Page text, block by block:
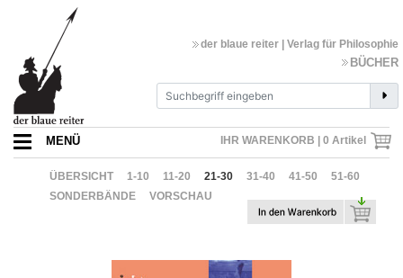
IHR WARENKORB | 0 Artikel
der blaue reiter | Verlag für Philosophie
BÜCHER
MENÜ
ÜBERSICHT 1-10 11-20 21-30 31-40 41-50
51-60
SONDERBÄNDE
VORSCHAU